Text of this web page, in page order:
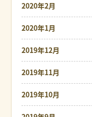
2020年2月
2020年1月
2019年12月
2019年11月
2019年10月